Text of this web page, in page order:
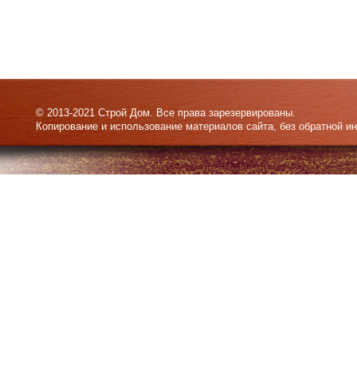
© 2013-2021 Строй Дом. Все права зарезервированы.
Копирование и использование материалов сайта, без обратной